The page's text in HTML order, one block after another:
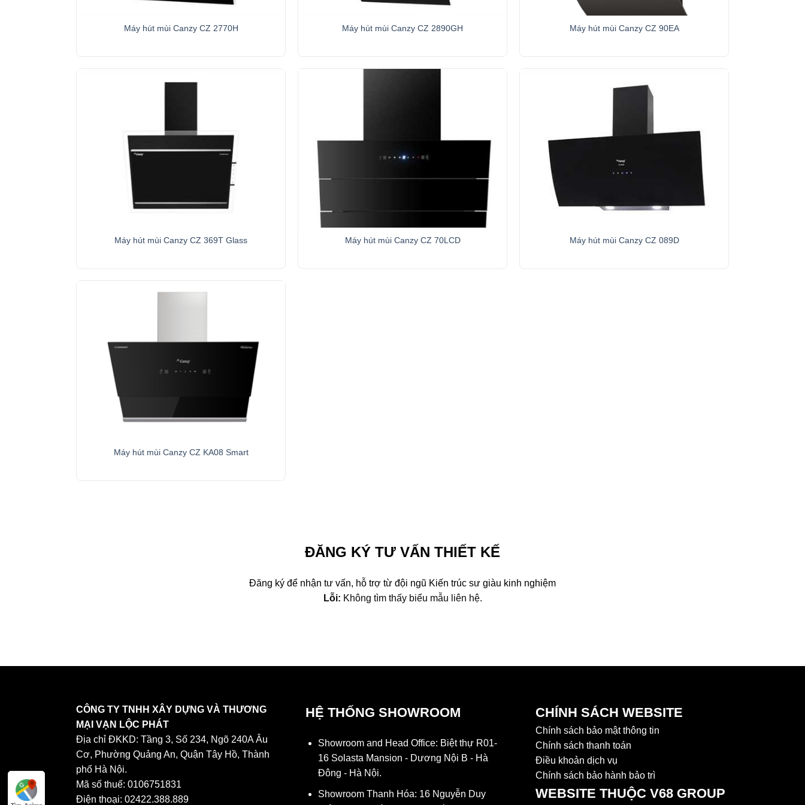
Máy hút mùi Canzy CZ 2770H Máy hút mùi Canzy CZ 2890GH Máy hút mùi Canzy CZ 90EA
Máy hút mùi Canzy CZ 369T Glass Máy hút mùi Canzy CZ 70LCD Máy hút mùi Canzy CZ 089D
Máy hút mùi Canzy CZ KA08 Smart
ĐĂNG KÝ TƯ VẤN THIẾT KẾ
Đăng ký để nhận tư vấn, hỗ trợ từ đội ngũ Kiến trúc sư giàu kinh nghiệm
Lỗi: Không tìm thấy biểu mẫu liên hệ.
CÔNG TY TNHH XÂY DỰNG VÀ THƯƠNG
MẠI VẠN LỘC PHÁT
Địa chỉ ĐKKD: Tầng 3, Số 234, Ngõ 240A Âu
Cơ, Phường Quảng An, Quận Tây Hồ, Thành
phố Hà Nội.
Mã số thuế: 0106751831
Điện thoại: 02422.388.889
HỆ THỐNG SHOWROOM
Showroom and Head Office: Biệt thự R01-
16 Solasta Mansion - Dương Nội B - Hà
Đông - Hà Nội.
Showroom Thanh Hóa: 16 Nguyễn Duy
CHÍNH SÁCH WEBSITE
Chính sách bảo mật thông tin
Chính sách thanh toán
Điều khoản dịch vụ
Chính sách bảo hành bảo trì
WEBSITE THUỘC V68 GROUP